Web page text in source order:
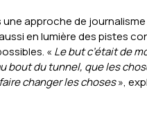
une approche de
en lumière des pistes
« Le but c’était de
bout du tunnel, que les
changer les choses»,